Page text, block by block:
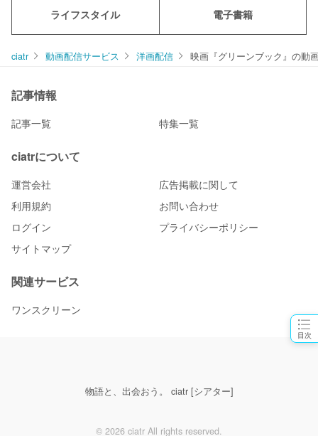
目次
ライフスタイル 電子書籍
ciatr 動画配信サービス 洋画配信 映画『グリーンブック』の動
記事情報
記事一覧 特集一覧
ciatrについて
運営会社
広告掲載に関して
利用規約
お問い合わせ
ログイン
プライバシーポリシー
サイトマップ
関連サービス
ワンスクリーン
物語と、出会おう。 ciatr [シアター]
© 2026 ciatr All rights reserved.